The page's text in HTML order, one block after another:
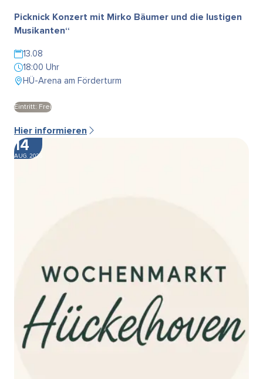
Picknick Konzert mit Mirko Bäumer und die lustigen
Musikanten“
13.08
18:00 Uhr
HÜ-Arena am Förderturm
Eintritt: Frei
Hier informieren
14
AUG. 2026